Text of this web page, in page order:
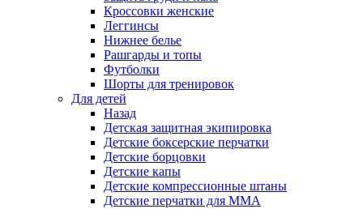
Кроссовки женские
Леггинсы
Нижнее белье
Рашгарды и топы
Футболки
Шорты для тренировок
Для детей
Назад
Детская защитная экипировка
Детские боксерские перчатки
Детские борцовки
Детские капы
Детские компрессионные штаны
Детские перчатки для ММА